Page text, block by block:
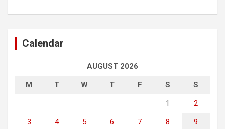
Calendar
AUGUST 2026
M T W T F S S
1 2
3 4 5 6 7 8 9